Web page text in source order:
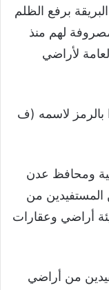
برفع الظلم
لهم منذ
العامة لأراضي
بالرمز لاسمه (ف
ومحافظ عدن
من
أراضي وعقارات
من أراضي